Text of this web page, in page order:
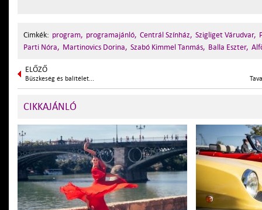
Cimkék: program, programajánló, Centrál Színház, Szigliget Várudvar,
Parti Nóra, Martinovics Dorina, Szabó Kimmel Tanmás, Balla Eszter,
ELŐZŐ
Büszkeség és balítélet...
CIKKAJÁNLÓ